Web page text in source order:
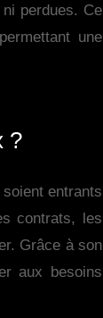
perdues. Ce
une
?
entrants
contrats, les
Grâce à son
aux besoins